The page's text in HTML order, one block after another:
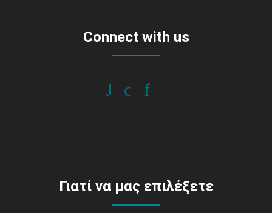
Connect with us
Γιατί να μας επιλέξετε